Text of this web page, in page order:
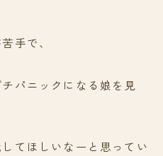
手で、
パニックになる娘を見
てほしいなーと思ってい